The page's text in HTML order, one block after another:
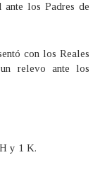
ante los Padres de
con los Reales
relevo ante los
y 1 K.